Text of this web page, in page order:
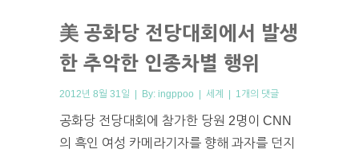
美 공화당 전당대회에서 발생
한 추악한 인종차별 행위
2012년 8월 31일 | By: ingppoo | 세계 | 1개의 댓글
공화당 전당대회에 참가한 당원 2명이 CNN
의 흑인 여성 카메라기자를 향해 과자를 던지